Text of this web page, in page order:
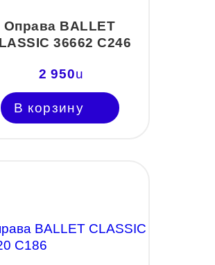
Оправа BALLET
36662 C246
2 950u
В корзину